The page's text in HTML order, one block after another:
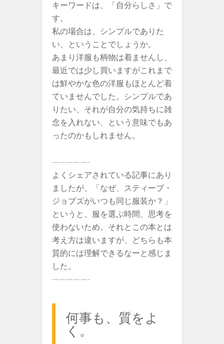
キーワードは、「自分らしさ」で
す。
私の場合は、シンプルでありた
い、ということでしょうか。
あまり洋服も柄物は着ませんし、
最近では少し買いますがこれまで
は鮮やかな色の洋服もほとんど着
ていませんでした。シンプルであ
りたい、それが自分の気持ちに雑
念を入れない、という意味でもあ
ったのかもしれません。
—————-
よくシェアされている記事にあり
ましたが、「なぜ、スティーブ・
ジョブズがいつも同じ服装か？」
というと、服を選ぶ時間、思考を
使わないため。それとこの本とは
考え方は違いますが、どちらも本
質的には理解できるなーと感じま
した。
—————-
何事も、質をよ
く。